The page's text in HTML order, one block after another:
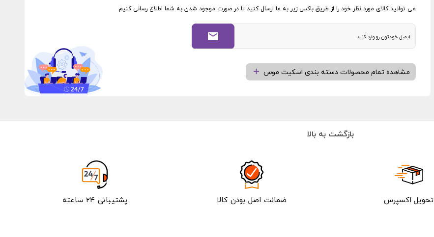
می توانید کالای مورد نظر خود را از طریق باکس زیر به ما ارسال کنید تا در صورت موجود شدن به شما اطلاع رسانی کنیم.
مشاهده تمام محصولات دسته بندی اسکیت موس
بازگشت به بالا
تحویل اکسپرس ضمانت اصل بودن کالا پشتیبانی 24 ساعته